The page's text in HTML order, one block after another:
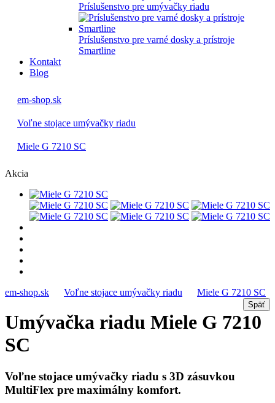
Príslušenstvo pre umývačky riadu
Príslušenstvo pre varné dosky a prístroje
Smartline
Kontakt
Blog
em-shop.sk
Voľne stojace umývačky riadu
Miele G 7210 SC
Akcia
em-shop.sk Voľne stojace umývačky riadu Miele G 7210 SC
Umývačka riadu Miele G 7210
SC
Voľne stojace umývačky riadu s 3D zásuvkou
MultiFlex pre maximálny komfort.